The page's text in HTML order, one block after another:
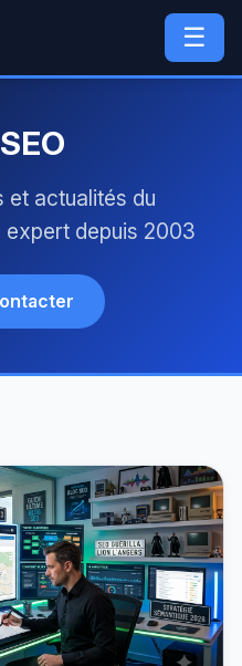
☰
et actualités du
expert depuis 2003